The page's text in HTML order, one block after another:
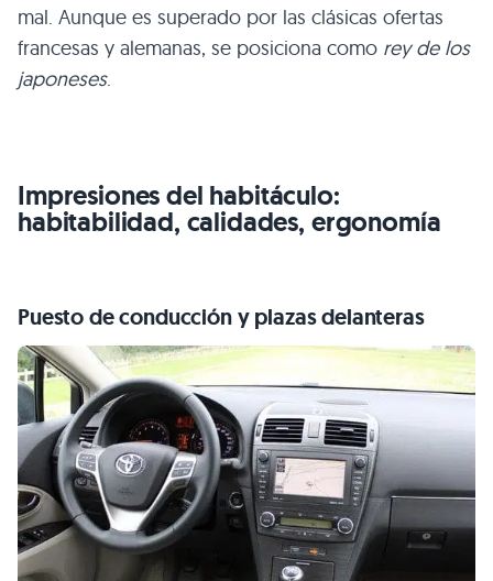
mal. Aunque es superado por las clásicas ofertas
francesas y alemanas, se posiciona como rey de los
japoneses.
Impresiones del habitáculo:
habitabilidad, calidades, ergonomía
Puesto de conducción y plazas delanteras